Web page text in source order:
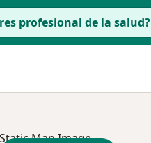
profesional de la salud?